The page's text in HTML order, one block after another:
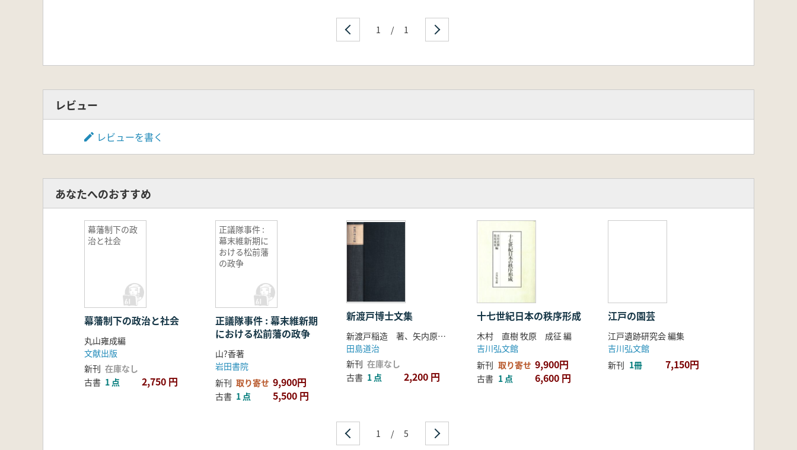
1 / 1
レビュー
レビューを書く
あなたへのおすすめ
幕藩制下の政
治と社会
幕藩制下の政治と社会
丸山雍成編
文献出版
新刊 在庫なし
古書 1 点 2,750 円
正議隊事件 :
幕末維新期に
おける松前藩
の政争
正議隊事件 : 幕末維新期
における松前藩の政争
山?香著
岩田書院
新刊 取り寄せ 9,900円
古書 1 点 5,500 円
新渡戸博士文集
新渡戸稲造 著、矢内原忠雄 編
田島道治
新刊 在庫なし
古書 1 点 2,200 円
十七世紀日本の秩序形成
木村 直樹 牧原 成征 編
吉川弘文館
新刊 取り寄せ 9,900円
古書 1 点 6,600 円
江戸の園芸
江戸遺跡研究会 編集
吉川弘文館
新刊 1冊 7,150円
1 / 5